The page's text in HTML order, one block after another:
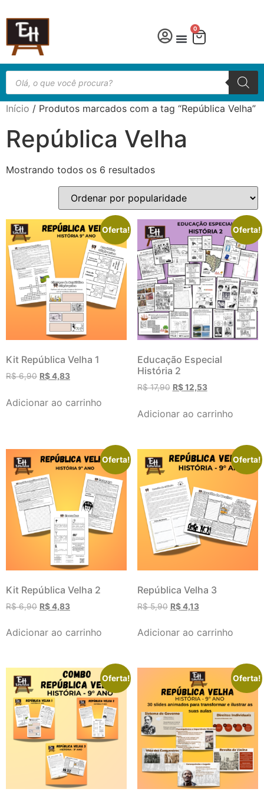
0
Início / Produtos marcados com a tag “República Velha”
República Velha
Mostrando todos os 6 resultados
Oferta!
Kit República Velha 1
R$6,90 R$4,83
Adicionar ao carrinho
Oferta!
Educação Especial
História 2
R$17,90 R$12,53
Adicionar ao carrinho
Oferta!
Kit República Velha 2
R$6,90 R$4,83
Adicionar ao carrinho
Oferta!
República Velha 3
R$5,90 R$4,13
Adicionar ao carrinho
Oferta! Oferta!